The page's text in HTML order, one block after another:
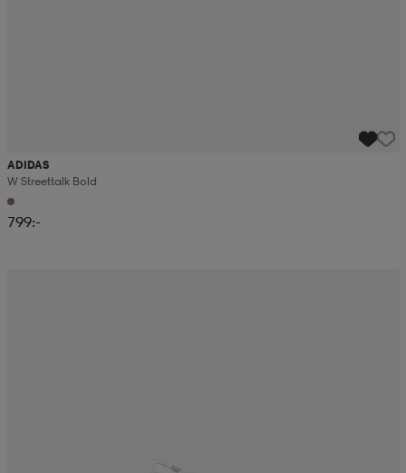
ADIDAS
W Streettalk Bold
799:-